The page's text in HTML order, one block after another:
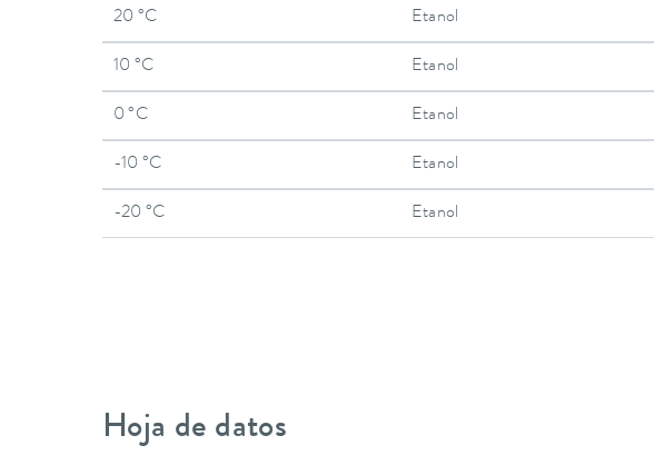
20 °C Etanol
10 °C Etanol
0 °C Etanol
-10 °C Etanol
-20 °C Etanol
Hoja de datos